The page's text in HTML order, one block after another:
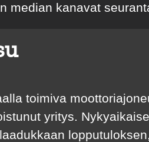
median kanavat
toimiva
yritys.